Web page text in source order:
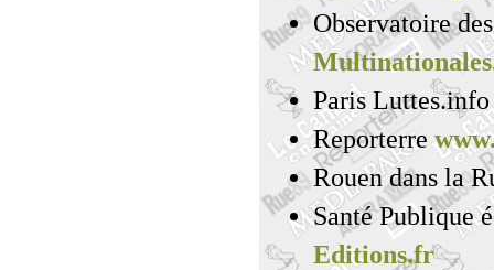
Observatoire
Paris
Reporterre
Rouen dans la
Santé Publique
Editions.fr